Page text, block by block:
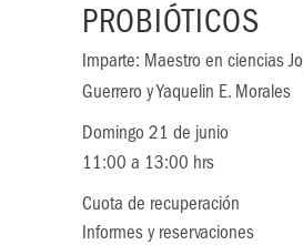
PROBIÓTICOS
Imparte: Maestro en ciencias
Guerrero y Yaquelin E. Morales
Domingo 21 de junio
11:00 a 13:00 hrs
Cuota de recuperación
Informes y reservaciones